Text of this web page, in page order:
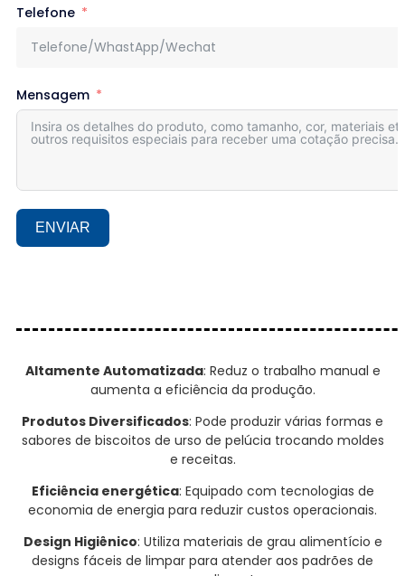
Telefone
Mensagem
ENVIAR
Altamente Automatizada: Reduz o trabalho manual e
aumenta a eficiência da produção.
Produtos Diversificados: Pode produzir várias formas e
sabores de biscoitos de urso de pelúcia trocando moldes
e receitas.
Eficiência energética: Equipado com tecnologias de
economia de energia para reduzir custos operacionais.
Design Higiênico: Utiliza materiais de grau alimentício e
designs fáceis de limpar para atender aos padrões de